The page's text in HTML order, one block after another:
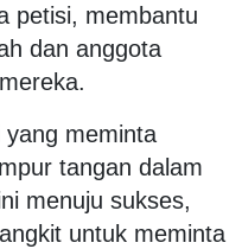
petisi, membantu
dan anggota
yang meminta
tangan dalam
menuju sukses,
untuk meminta